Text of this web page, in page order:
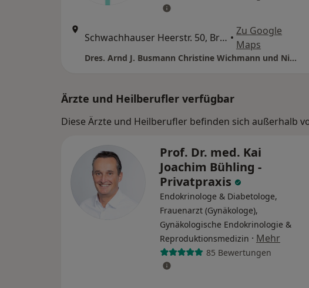
Schwachhauser Heerstr. 50, Bremen •
Zu Google
Maps
Dres. Arnd J. Busmann Christine Wichmann und Nikola Eulenberger
Ärzte und Heilberufler verfügbar
Diese Ärzte und Heilberufler befinden sich außerhalb
Prof. Dr. med. Kai
Joachim Bühling -
Privatpraxis
Endokrinologe & Diabetologe,
Frauenarzt (Gynäkologe),
Gynäkologische Endokrinologie &
Reproduktionsmedizin · Mehr
85 Bewertungen